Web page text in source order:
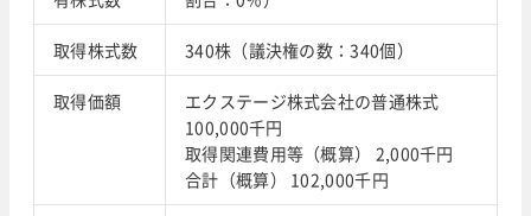
取得株式数 340株（議決権の数：340個）
取得価額
エクステージ株式会社の普通株式
100,000千円
取得関連費用等（概算） 2,000千円
合計（概算） 102,000千円